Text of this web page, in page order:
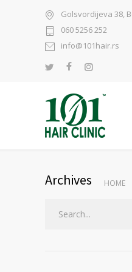
Golsvordijeva 38,
060 5256 252
info@101hair.rs
Archives HOME